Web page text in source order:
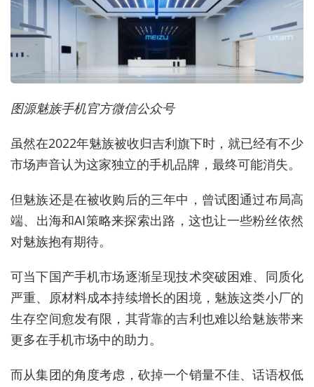
图源魅族手机官方微信公众号
虽然在2022年魅族被收归吉利旗下时，就已经有不少
市场声音认为这家独立的手机品牌，最终可能消失。
但魅族还是在被收购后的三年中，曾试图通过布局高
端、出海和AI策略来探索出路，这也让一些粉丝依然
对魅族抱有期待。
可当下国产手机市场逐渐呈现技术突破困难、同质化
严重、原材料成本持续增长的困境，魅族这类小厂的
生存空间愈发有限，其背靠的吉利也难以给魅族带来
更多在手机市场中的助力。
而从集团的角度考虑，砍掉一个销量不佳、话语权低